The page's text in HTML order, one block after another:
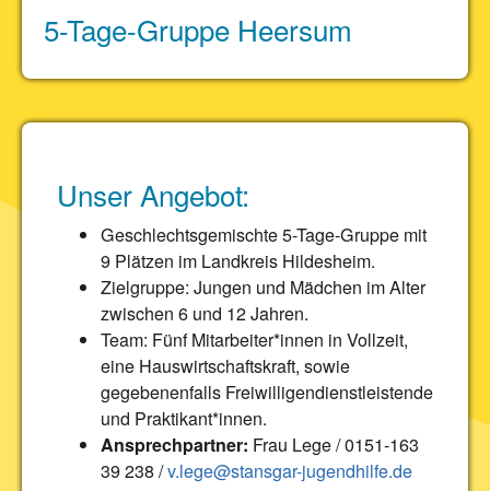
5-Tage-Gruppe Heersum
Unser Angebot:
Geschlechtsgemischte 5-Tage-Gruppe mit
9 Plätzen im Landkreis Hildesheim.
Zielgruppe: Jungen und Mädchen im Alter
zwischen 6 und 12 Jahren.
Team: Fünf Mitarbeiter*innen in Vollzeit,
eine Hauswirtschaftskraft, sowie
gegebenenfalls Freiwilligendienstleistende
und Praktikant*innen.
Ansprechpartner: Frau Lege / 0151-163
39 238 /v.lege@stansgar-jugendhilfe.de